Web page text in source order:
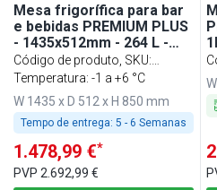
Mesa frigorífica para bar
e bebidas PREMIUM PLUS
- 1435x512mm - 264 L -
com 2 portas de batente
em vidro - Preto
Código de produto, SKU:
BGKGFA2N
Temperatura: -1 a +6 °C
W 1435 x D 512 x H 850 mm
Tempo de entrega: 5 - 6 Semanas
1.478,99 €*
PVP 2.692,99 €